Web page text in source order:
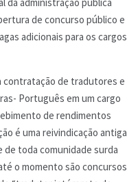
de concurso público e
adicionais para os cargos
contratação de tradutores e
Português em um cargo
de rendimentos
é uma reivindicação antiga
de toda comunidade surda
o momento são concursos